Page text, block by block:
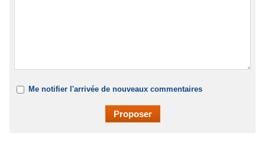
Me notifier l'arrivée de nouveaux commentaires